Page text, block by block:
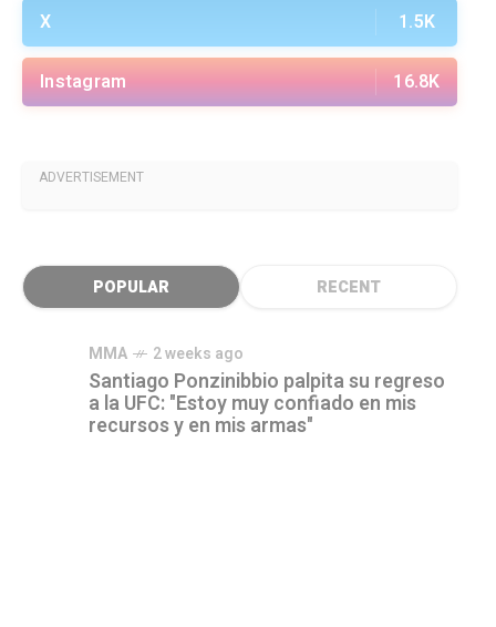
X 1.5K
Instagram 16.8K
ADVERTISEMENT
POPULAR RECENT
MMA 2 weeks ago
Santiago Ponzinibbio palpita su regreso
a la UFC: "Estoy muy confiado en mis
recursos y en mis armas"